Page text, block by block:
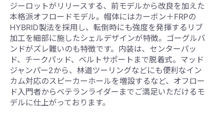
ジーロットがリリースする、前モデルから改良を加えた
本格派オフロードモデル。帽体にはカーボン＋FRPの
HYBRID製法を採用し、転倒時にも強度を発揮するリブ
加工を細部に施したシェルデザインが特徴。ゴーグルバ
ンドがズレ難いのも特徴です。内装は、センターパッ
ド、チークパッド、ベルトサポートまで脱着式。マッド
ジャンパー2から、林道ツーリングなどにも便利なイン
カム対応のスピーカーホールを増設するなど、オフロー
ド入門者からベテランライダーまでご満足いただけるモ
デルに仕上がっております。